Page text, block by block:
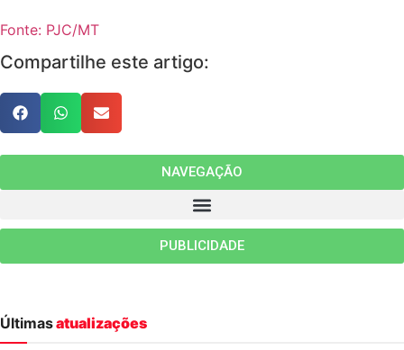
Fonte: PJC/MT
Compartilhe este artigo:
NAVEGAÇÃO
PUBLICIDADE
Últimasatualizações